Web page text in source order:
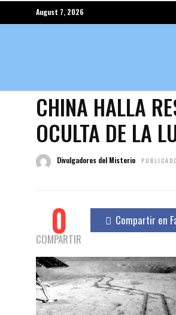
August 7, 2026
CHINA HALLA
OCULTA DE LA
Divulgadores del Misterio
0
COMPARTIR
Compartir en